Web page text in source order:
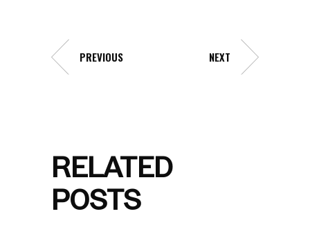
PREVIOUS NEXT
RELATED
POSTS